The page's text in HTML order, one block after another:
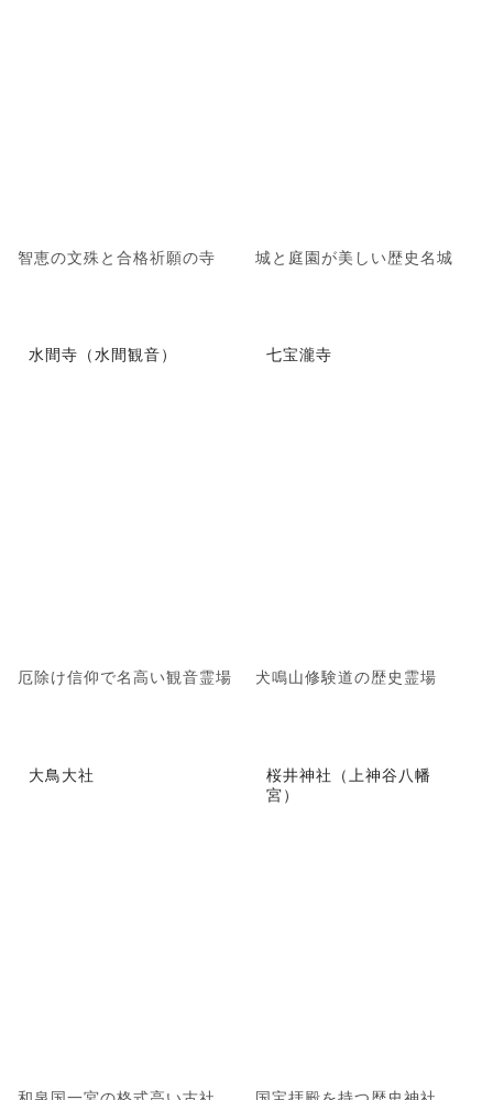
智恵の文殊と合格祈願の寺 城と庭園が美しい歴史名城
水間寺（水間観音）
厄除け信仰で名高い観音霊場
七宝瀧寺
犬鳴山修験道の歴史霊場
大鳥大社
桜井神社（上神谷八幡
宮）